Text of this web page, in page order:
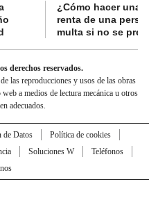
¿Cómo hacer una
renta de una
multa si no se
derechos reservados.
las reproducciones y usos de las obras
a medios de lectura mecánica u otros
adecuados.
de Datos
Política de cookies
Soluciones W
Teléfonos